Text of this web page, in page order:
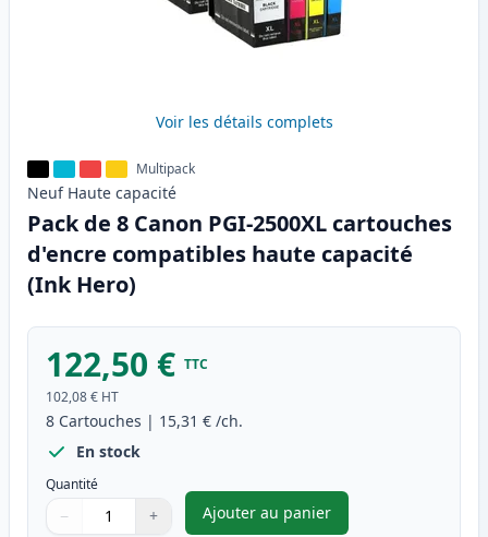
Voir les détails complets
Multipack
Neuf Haute capacité
Pack de 8 Canon PGI-2500XL cartouches
d'encre compatibles haute capacité
(Ink Hero)
122,50 € TTC
102,08 € HT
8 Cartouches | 15,31 € /ch.
En stock
Quantité
Quantité
Utilisez les boutons pour ajuster
− +
Quantité
Ajouter au panier
,Pack de 8 Canon PGI-